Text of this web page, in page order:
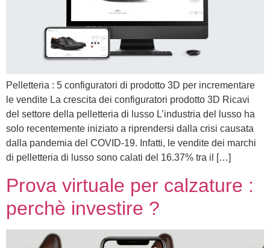
Pelletteria : 5 configuratori di prodotto 3D per incrementare
le vendite La crescita dei configuratori prodotto 3D Ricavi
del settore della pelletteria di lusso L’industria del lusso ha
solo recentemente iniziato a riprendersi dalla crisi causata
dalla pandemia del COVID-19. Infatti, le vendite dei marchi
di pelletteria di lusso sono calati del 16.37% tra il […]
Prova virtuale per calzature :
perchè investire ?